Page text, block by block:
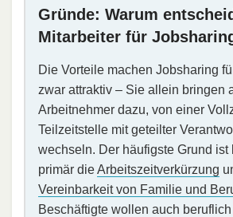
Gründe: Warum
Mitarbeiter für
Die Vorteile machen Jobsharing
zwar attraktiv – Sie allein bringen
Arbeitnehmer dazu, von einer
Teilzeitstelle mit geteilter
wechseln. Der häufigste Grund ist
primär dieArbeitszeitverkürzung
Vereinbarkeit von Familie und
Beschäftigte wollen auch